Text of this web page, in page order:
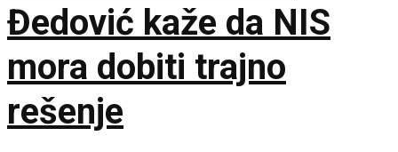
Đedović kaže da NIS
mora dobiti trajno
rešenje